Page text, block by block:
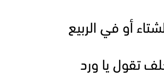
أو في الربيع
تقول يا ورد